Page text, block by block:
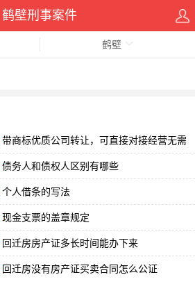
鹤壁刑事案件
鹤壁
带商标优质公司转让，可直接对接经营无需
债务人和债权人区别有哪些
个人借条的写法
现金支票的盖章规定
回迁房房产证多长时间能办下来
回迁房没有房产证买卖合同怎么公证